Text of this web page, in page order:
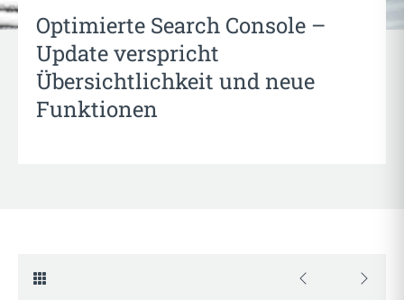
Optimierte Search Console –
Update verspricht
Übersichtlichkeit und neue
Funktionen